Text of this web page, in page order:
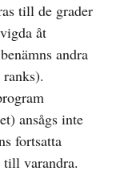
till de grader
åt
andra
ansågs inte
fortsatta
varandra.